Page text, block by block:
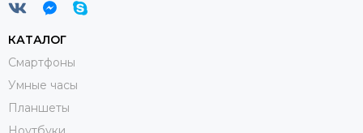
КАТАЛОГ
Смартфоны
Умные часы
Планшеты